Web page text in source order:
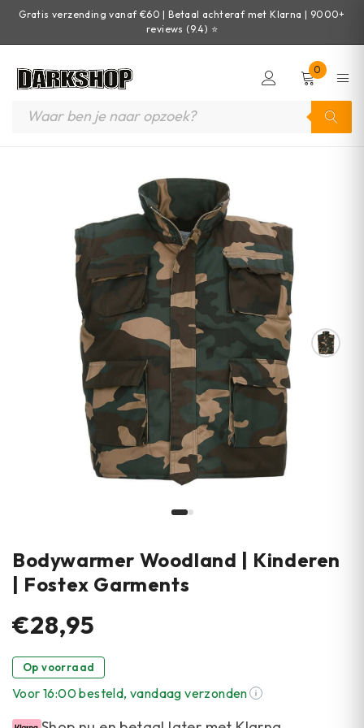
Gratis verzending vanaf €60 | Betaal achteraf met Klarna | 9000+
reviews (9.4) ⭐
0
Bodywarmer Woodland | Kinderen
| Fostex Garments
€28,95
Op voorraad
Voor 16:00 besteld, vandaag verzonden